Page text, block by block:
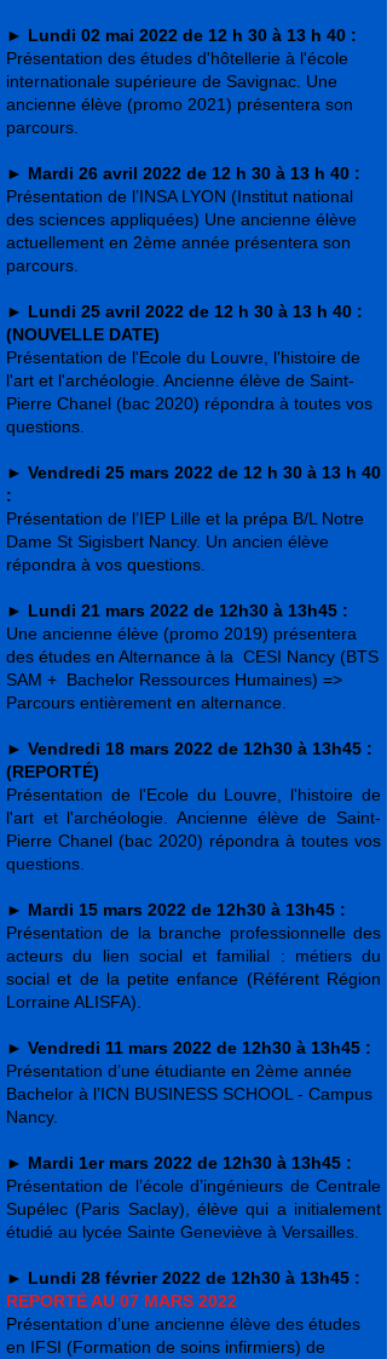
► Lundi 02 mai 2022 de 12 h 30 à 13 h 40 :
Présentation des études d'hôtellerie à l'école
internationale supérieure de Savignac. Une
ancienne élève (promo 2021) présentera son
parcours.
► Mardi 26 avril 2022 de 12 h 30 à 13 h 40 :
Présentation de l’INSA LYON (Institut national
des sciences appliquées) Une ancienne élève
actuellement en 2ème année présentera son
parcours.
► Lundi 25 avril 2022 de 12 h 30 à 13 h 40 :
(NOUVELLE DATE)
Présentation de l'Ecole du Louvre, l'histoire de
l'art et l'archéologie. Ancienne élève de Saint-
Pierre Chanel (bac 2020) répondra à toutes vos
questions.
► Vendredi 25 mars 2022 de 12 h 30 à 13 h 40
:
Présentation de l’IEP Lille et la prépa B/L Notre
Dame St Sigisbert Nancy. Un ancien élève
répondra à vos questions.
► Lundi 21 mars 2022 de 12h30 à 13h45 :
Une ancienne élève (promo 2019) présentera
des études en Alternance à la CESI Nancy (BTS
SAM + Bachelor Ressources Humaines) =>
Parcours entièrement en alternance.
► Vendredi 18 mars 2022 de 12h30 à 13h45 :
(REPORTÉ)
Présentation de l'Ecole du Louvre, l'histoire de
l'art et l'archéologie. Ancienne élève de Saint-
Pierre Chanel (bac 2020) répondra à toutes vos
questions.
► Mardi 15 mars 2022 de 12h30 à 13h45 :
Présentation de la branche professionnelle des
acteurs du lien social et familial : métiers du
social et de la petite enfance (Référent Région
Lorraine ALISFA).
► Vendredi 11 mars 2022 de 12h30 à 13h45 :
Présentation d’une étudiante en 2ème année
Bachelor à l’ICN BUSINESS SCHOOL - Campus
Nancy.
► Mardi 1er mars 2022 de 12h30 à 13h45 :
Présentation de l’école d’ingénieurs de Centrale
Supélec (Paris Saclay), élève qui a initialement
étudié au lycée Sainte Geneviève à Versailles.
► Lundi 28 février 2022 de 12h30 à 13h45 :
REPORTÉ AU 07 MARS 2022
Présentation d’une ancienne élève des études
en IFSI (Formation de soins infirmiers) de